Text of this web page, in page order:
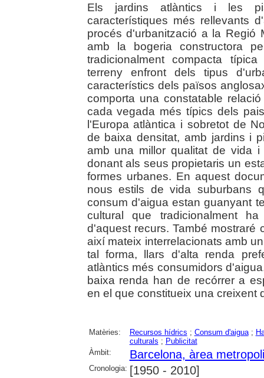
Els jardins atlàntics i les
característiques més rellevants
procés d'urbanització a la Regió
amb la bogeria constructora
tradicionalment compacta
terreny enfront dels tipus
característics dels països
comporta una constatable
cada vegada més típics dels
l'Europa atlàntica i sobretot de
de baixa densitat, amb jardins i
amb una millor qualitat de vida
donant als seus propietaris un
formes urbanes. En aquest
nous estils de vida suburbans
consum d'aigua estan guanyant
cultural que tradicionalment
d'aquest recurs. També
així mateix interrelacionats amb
tal forma, llars d'alta renda
atlàntics més consumidors
baixa renda han de recórrer a
en el que constitueix una creixent
Matèries: Recursos hídrics ; Consum d'aigua;
culturals ; Publicitat
Àmbit:
Barcelona, àrea
Cronologia: [1950 - 2010]